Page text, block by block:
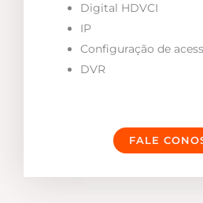
Digital HDVCI
IP
Configuração de
DVR
FALE